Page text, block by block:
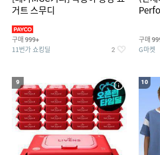
거트 스무디
구매 999+
11번가 쇼킹딜 2
구매
G마켓
9 10